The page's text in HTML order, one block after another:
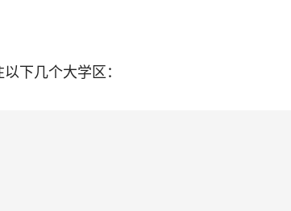
下几个大学区：